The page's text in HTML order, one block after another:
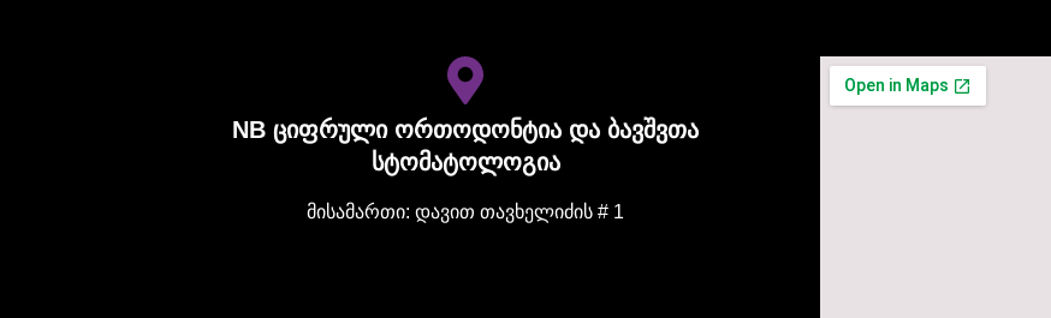
NB ციფრული ორთოდონტია და ბავშვთა
სტომატოლოგია
მისამართი: დავით თავხელიძის # 1